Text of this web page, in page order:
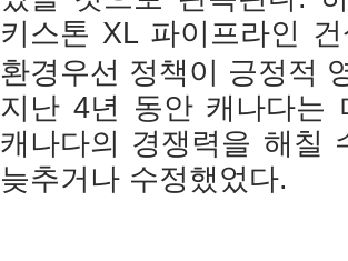
키스톤 XL 파이프라인
환경우선 정책이 긍정적
지난 4년 동안 캐나다는
캐나다의 경쟁력을 해칠
늦추거나 수정했었다.